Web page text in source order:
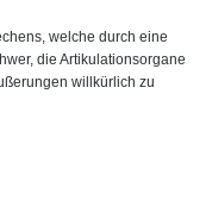
welche durch eine
die Artikulationsorgane
willkürlich zu